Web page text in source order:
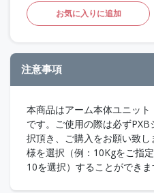
お気に入りに追加
注意事項
本商品はアーム本体ユニッ
です。ご使用の際は必ず
択頂き、ご購入をお願い致
様を選択（例：10Kgをご指
10を選択）することができま